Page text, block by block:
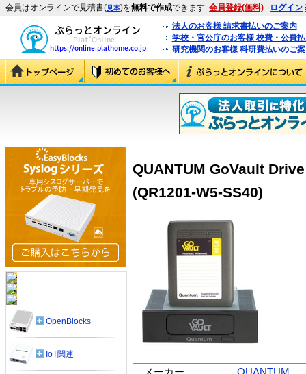
会員はオンラインで見積書(見本)を無料で作成できます 会員登録(無料) ログイン
法人のお客様 請求書払いのご案内
学校・官公庁のお客様 校費・公費
研究機関のお客様 科研費払いのご
QUANTUM GoVault
(QR1201-W5-SS40)
メーカー
QUANTUM
OpenBlocks
IoT関連